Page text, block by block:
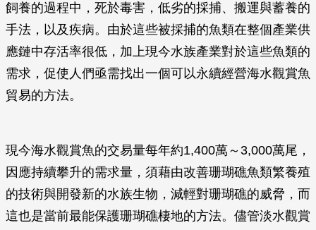
飼養的過程中，死於毒害，低劣的採捕、搬運與蓄養的
手法，以及疾病。由於這些被採捕的魚類在整個產業供
應鏈中存活率很低，加上現今水族產業對於這些魚類的
需求，促使人們亟需找出一個可以永續經營海水觀賞魚
貿易的方法。
現今海水觀賞魚的交易量每年約1,400萬～3,000萬尾，
因應持續攀升的需求量，須藉由改善珊瑚礁魚類繁養殖
的技術與開發新的水族生物，減輕對珊瑚礁的威脅，而
這也是當前最能保護珊瑚礁棲地的方法。儘管淡水觀賞